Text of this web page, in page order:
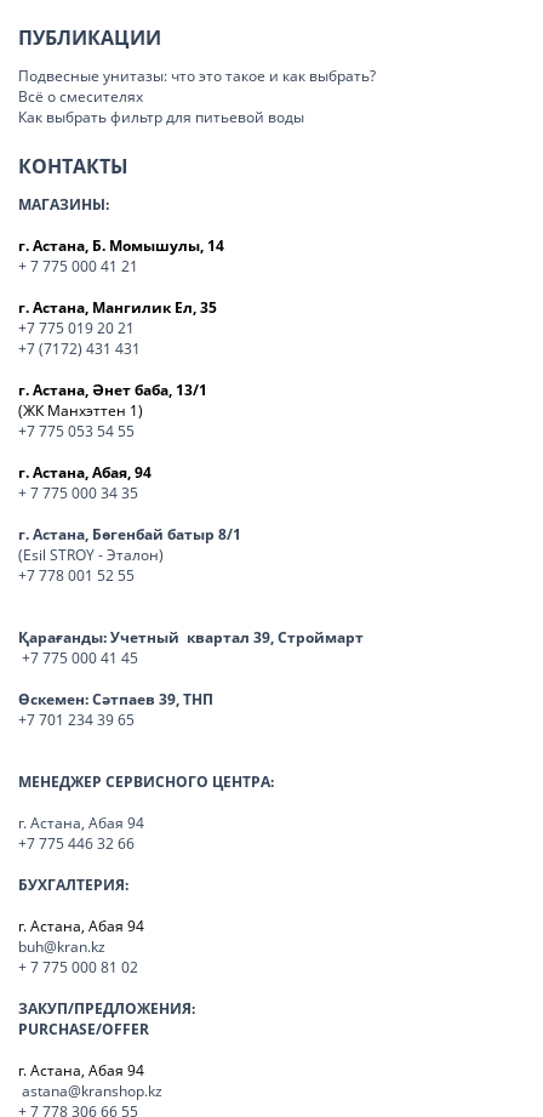
ПУБЛИКАЦИИ
Подвесные унитазы: что это такое и как выбрать?
Всё о смесителях
Как выбрать фильтр для питьевой воды
КОНТАКТЫ
МАГАЗИНЫ:
г. Астана, Б. Момышулы, 14
+ 7 775 000 41 21
г. Астана, Мангилик Ел, 35
+7 775 019 20 21
+7 (7172) 431 431
г. Астана, Әнет баба, 13/1
(ЖК Манхэттен 1)
+7 775 053 54 55
г. Астана, Абая, 94
+ 7 775 000 34 35
г. Астана, Бөгенбай батыр 8/1
(Esil STROY - Эталон)
+7 778 001 52 55
Қарағанды:Учетный квартал 39, Строймарт
+7 775 000 41 45
Өскемен:Сәтпаев 39, ТНП
+7 701 234 39 65
МЕНЕДЖЕР СЕРВИСНОГО ЦЕНТРА:
г. Астана, Абая 94
+7 775 446 32 66
БУХГАЛТЕРИЯ:
г. Астана, Абая 94
buh@kran.kz
+ 7 775 000 81 02
ЗАКУП/ПРЕДЛОЖЕНИЯ:
PURCHASE/OFFER
г. Астана, Абая 94
astana@kranshop.kz
+ 7 778 306 66 55